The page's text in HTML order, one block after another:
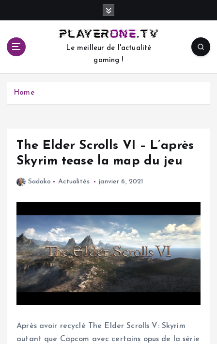
c
Le meilleur de l'actualité
gaming !
Home
The Elder Scrolls VI – L’après
Skyrim tease la map du jeu
Sadako Actualités janvier 6, 2021
Après avoir recyclé The Elder Scrolls V: Skyrim
autant que Capcom avec certains opus de la série